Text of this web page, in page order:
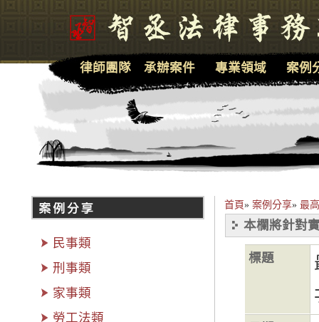
首頁» 案例分享» 最
本欄將針對
標題
律師團隊 承辦案件 專業領域 案例
民事類
刑事類
家事類
勞工法類